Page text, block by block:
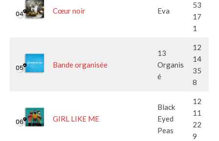
Cœur noir Eva
53
17
1
Bande organisée
13
Organis
é
12
14
35
8
GIRL LIKE ME
Black
Eyed
Peas
12
11
22
9